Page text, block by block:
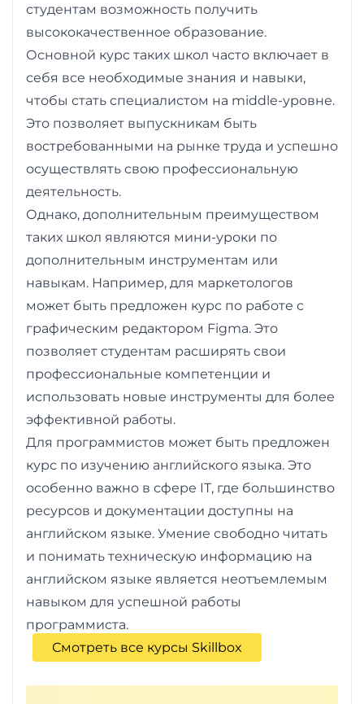
студентам возможность получить
высококачественное образование.
Основной курс таких школ часто включает в
себя все необходимые знания и навыки,
чтобы стать специалистом на middle-уровне.
Это позволяет выпускникам быть
востребованными на рынке труда и успешно
осуществлять свою профессиональную
деятельность.
Однако, дополнительным преимуществом
таких школ являются мини-уроки по
дополнительным инструментам или
навыкам. Например, для маркетологов
может быть предложен курс по работе с
графическим редактором Figma. Это
позволяет студентам расширять свои
профессиональные компетенции и
использовать новые инструменты для более
эффективной работы.
Для программистов может быть предложен
курс по изучению английского языка. Это
особенно важно в сфере IT, где большинство
ресурсов и документации доступны на
английском языке. Умение свободно читать
и понимать техническую информацию на
английском языке является неотъемлемым
навыком для успешной работы
программиста.
Смотреть все курсы Skillbox